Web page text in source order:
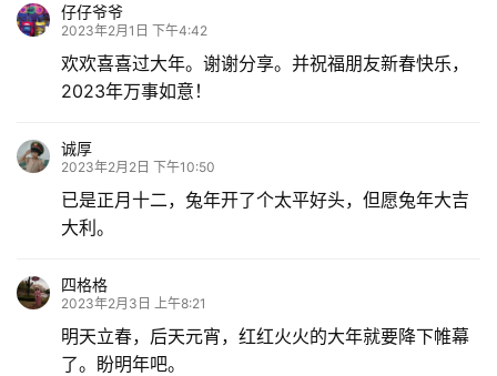
仔仔爷爷
2023年2月1日 下午4:42
欢欢喜喜过大年。谢谢分享。并祝福朋友新春快乐，
2023年万事如意！
诚厚
2023年2月2日 下午10:50
已是正月十二，兔年开了个太平好头，但愿兔年大吉
大利。
四格格
2023年2月3日 上午8:21
明天立春，后天元宵，红红火火的大年就要降下帷幕
了。盼明年吧。